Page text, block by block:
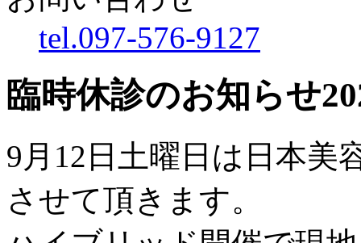
tel.097-576-9127
臨時休診のお知らせ
9月12日土曜日は日本美
させて頂きます。